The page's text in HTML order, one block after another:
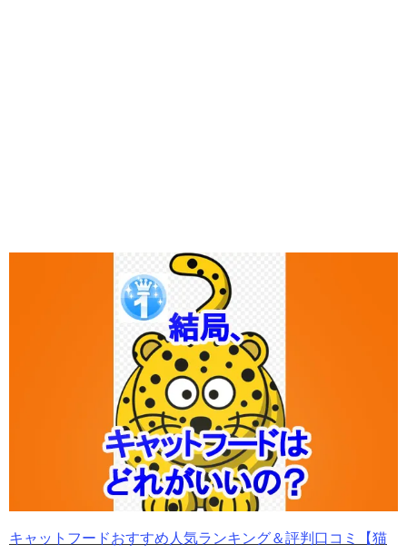
キャットフードおすすめ人気ランキング＆評判口コミ【猫